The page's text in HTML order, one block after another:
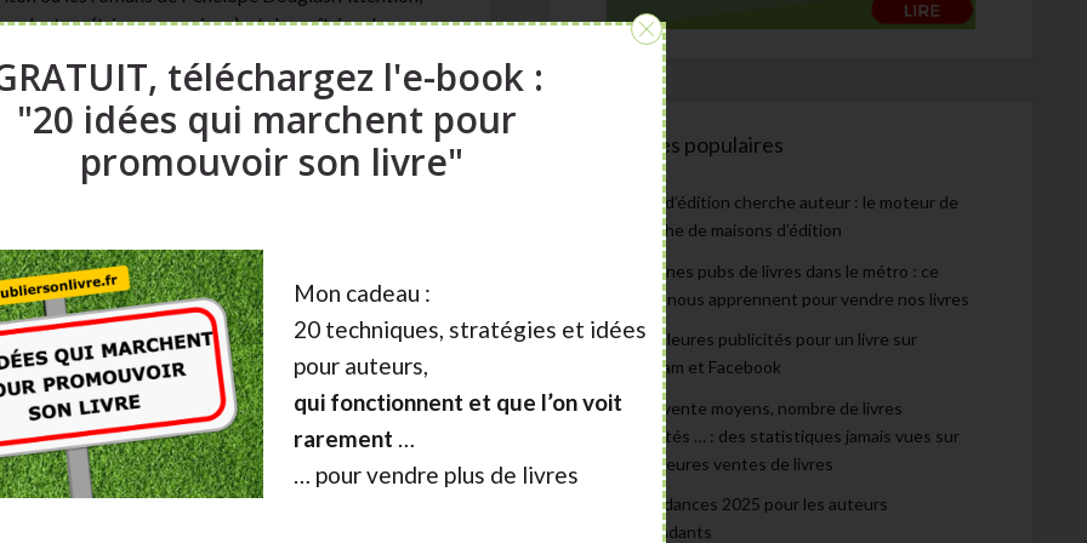
lecteur (trigger warnings), et de maîtriser les
.
variées : romance gay, lesbienne,
marges, elle connaît aujourd’hui une vraie
indépendantes, et chez certains éditeurs
genre mêle univers surnaturels et dynamiques
actif, notamment sur Kindle et dans les fan
(young adult, dark romance, fantasy épique).
Articles populaires
Maison d’édition cherche auteur : le moteur de
recherche de maisons d’édition
Les bonnes pubs de livres dans le métro : ce
qu’elles nous apprennent pour vendre nos livres
Les meilleures publicités pour un livre sur
Instagram et Facebook
Prix de vente moyens, nombre de livres
autoédités … : des statistiques jamais vues sur
les meilleures ventes de livres
Les tendances 2025 pour les auteurs
indépendants
téléchargez l'e-book :
"20 idées qui marchent pour
promouvoir son livre"
Mon cadeau :
20 techniques, stratégies et idées
pour auteurs,
qui fonctionnent et que l’on voit
rarement …
… pour vendre plus de livres